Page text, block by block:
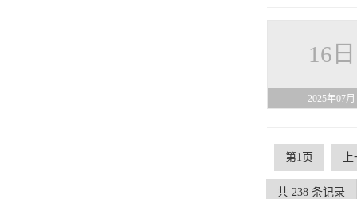
16日
2025年07月
第1页
共 238 条记录